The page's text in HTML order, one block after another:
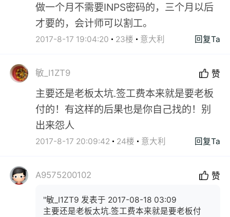
做一个月不需要INPS密码的，三个月以后
才要的，会计师可以割工。
2017-8-17 19:04:20 23楼 意大利 回复Ta
敏_I1ZT9 赞
主要还是老板太坑.签工费本来就是要老板
付的！有这样的后果也是你自己找的！别
出来怨人
2017-8-17 20:09:42 24楼 意大利 回复Ta
A9575200102 赞
"敏_I1ZT9 发表于 2017-08-18 03:09
主要还是老板太坑.签工费本来就是要老板付